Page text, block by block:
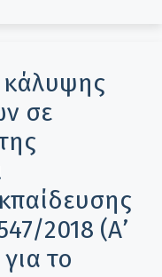
κάλυψης
σε
2018 (Α’
το